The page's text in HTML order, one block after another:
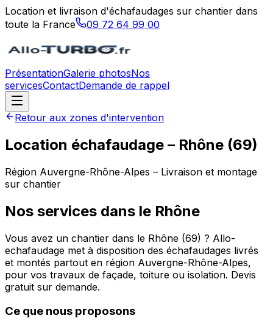
Location et livraison d'échafaudages sur chantier dans
toute la France
09 72 64 99 00
PrésentationGalerie photosNos
servicesContactDemande de rappel
Retour aux zones d'intervention
Location échafaudage – Rhône (69)
Région Auvergne-Rhône-Alpes – Livraison et montage
sur chantier
Nos services dans le Rhône
Vous avez un chantier dans le Rhône (69) ? Allo-
echafaudage met à disposition des échafaudages livrés
et montés partout en région Auvergne-Rhône-Alpes,
pour vos travaux de façade, toiture ou isolation. Devis
gratuit sur demande.
Ce que nous proposons